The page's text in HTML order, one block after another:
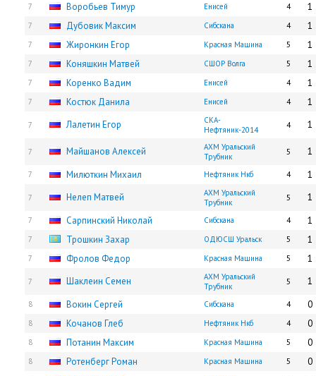
7 Воробьев Тимур Енисей 4 1
7 Дубовик Максим Сибскана 4 1
7 Жиронкин Егор Красная Машина 5 1
7 Коняшкин Матвей СШОР Волга 5 1
7 Коренко Вадим Енисей 4 1
7 Костюк Данила Енисей 4 1
7 Лалетин Егор
СКА-
Нефтяник-2014
4 1
7 Майшанов Алексей
АХМ Уральский
Трубник
5 1
7 Милюткин Михаил Нефтяник Нкб 4 1
7 Нелеп Матвей
АХМ Уральский
Трубник
5 1
7 Сарпинский Николай Сибскана 4 1
7 Трошкин Захар ОДЮСШ Уральск 5 1
7 Фролов Федор Красная Машина 5 1
7 Шаклеин Семен
АХМ Уральский
Трубник
5 1
8 Вокин Сергей Сибскана 4 0
8 Кочанов Глеб Нефтяник Нкб 4 0
8 Потанин Максим Красная Машина 5 0
8 Ротенберг Роман Красная Машина 5 0